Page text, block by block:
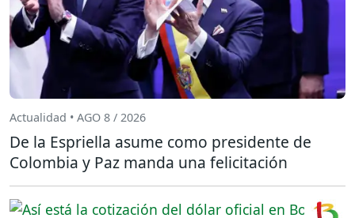
Actualidad • AGO 8 / 2026
De la Espriella asume como presidente de
Colombia y Paz manda una felicitación